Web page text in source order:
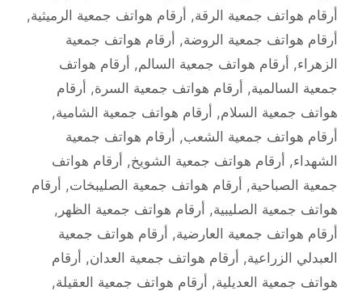
أرقام هواتف جمعية الرقة, أرقام هواتف جمعية الرميثية,
أرقام هواتف جمعية الروضة, أرقام هواتف جمعية
الزهراء, أرقام هواتف جمعية السالم, أرقام هواتف
جمعية السالمية, أرقام هواتف جمعية السرة, أرقام
هواتف جمعية السلام, أرقام هواتف جمعية الشامية,
أرقام هواتف جمعية الشعب, أرقام هواتف جمعية
الشهداء, أرقام هواتف جمعية الشويخ, أرقام هواتف
جمعية الصباحية, أرقام هواتف جمعية الصليبخات, أرقام
هواتف جمعية الصليبية, أرقام هواتف جمعية الظهر ,
أرقام هواتف جمعية العارضية, أرقام هواتف جمعية
العبدلي الزراعية, أرقام هواتف جمعية العدان, أرقام
هواتف جمعية العديلية, أرقام هواتف جمعية العقيلة,